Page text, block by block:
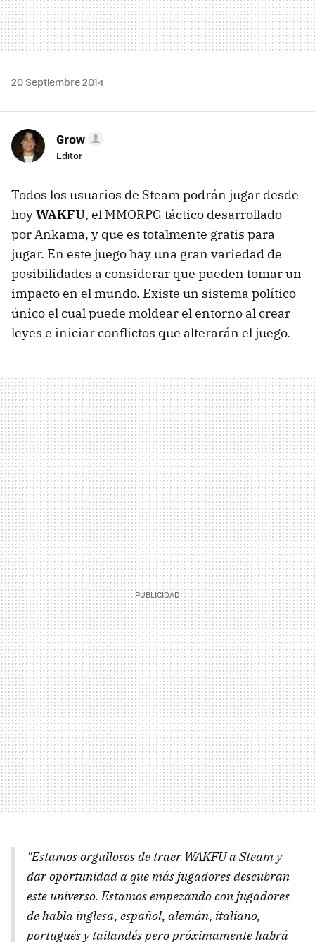
20 Septiembre 2014
Grow
Editor
Todos los usuarios de Steam podrán jugar desde
hoyWAKFU, el MMORPG táctico desarrollado
por Ankama, y que es totalmente gratis para
jugar. En este juego hay una gran variedad de
posibilidades a considerar que pueden tomar un
impacto en el mundo. Existe un sistema político
único el cual puede moldear el entorno al crear
leyes e iniciar conflictos que alterarán el juego.
"Estamos orgullosos de traer WAKFU a Steam y
dar oportunidad a que más jugadores descubran
este universo. Estamos empezando con jugadores
de habla inglesa, español, alemán, italiano,
portugués y tailandés pero próximamente habrá